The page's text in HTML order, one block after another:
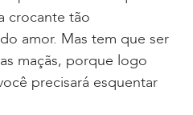
crocante tão
amor. Mas tem que ser
maçãs, porque logo
precisará esquentar